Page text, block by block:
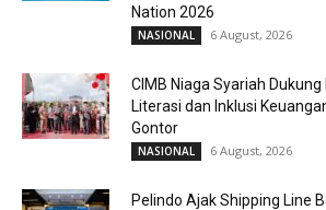
Nation 2026
NASIONAL 6 August, 2026
CIMB Niaga Syariah
Literasi dan Inklusi
Gontor
NASIONAL 6 August, 2026
Pelindo Ajak Shipping Line